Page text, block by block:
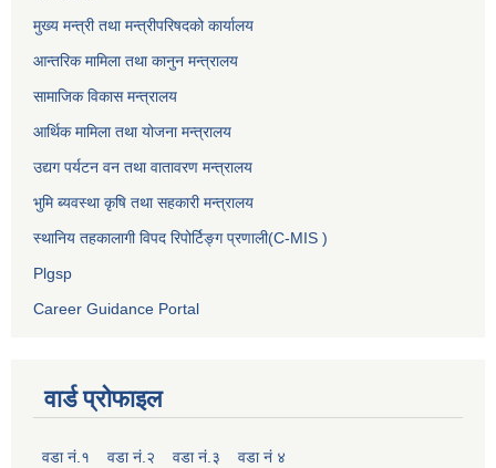
मुख्य मन्त्री तथा मन्त्रीपरिषदको कार्यालय
आन्तरिक मामिला तथा कानुन मन्त्रालय
सामाजिक विकास मन्त्रालय
आर्थिक मामिला तथा योजना मन्त्रालय
उद्यग पर्यटन वन तथा वातावरण मन्त्रालय
भुमि ब्यवस्था कृषि तथा सहकारी मन्त्रालय
स्थानिय तहकालागी विपद रिपोर्टिङ्ग प्रणाली(C-MIS )
Plgsp
Career Guidance Portal
वार्ड प्रोफाइल
वडा नं.१ वडा नं.२ वडा नं.३ वडा नं ४